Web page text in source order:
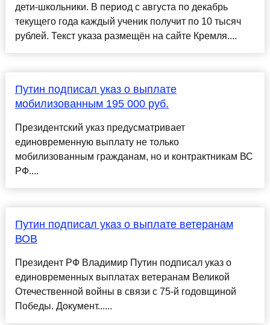
дети-школьники. В период с августа по декабрь
текущего года каждый ученик получит по 10 тысяч
рублей. Текст указа размещён на сайте Кремля....
Путин подписал указ о выплате
мобилизованным 195 000 руб.
Президентский указ предусматривает
единовременную выплату не только
мобилизованным гражданам, но и контрактникам ВС
РФ....
Путин подписал указ о выплате ветеранам
ВОВ
Президент РФ Владимир Путин подписал указ о
единовременных выплатах ветеранам Великой
Отечественной войны в связи с 75-й годовщиной
Победы. Документ......